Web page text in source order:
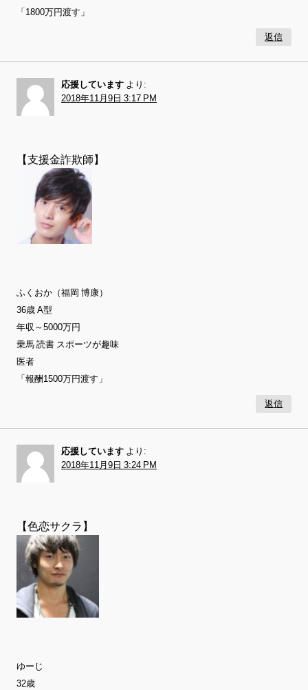
「1800万円渡す」
返信
応援しています より:
2018年11月9日 3:17 PM
【支援金詐欺師】
ふくおか（福岡 博康）
36歳 A型
年収～5000万円
乗馬 読書 スポーツが趣味
医者
「報酬1500万円渡す」
返信
応援しています より:
2018年11月9日 3:24 PM
【色恋サクラ】
ゆーじ
32歳